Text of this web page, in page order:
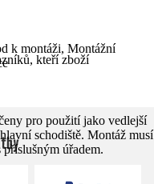
k montáži, Montážní
pro použití jako vedlejší
schodiště. Montáž musí
úřadem.
kteří zboží